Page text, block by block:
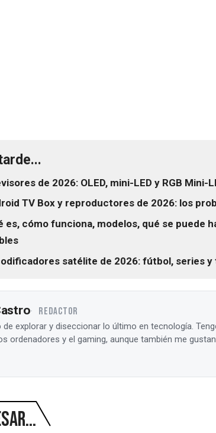
de 2026: OLED, mini-LED y RGB Mini-
TV Box y reproductores de 2026: los
cómo funciona, modelos, qué se puede
satélite de 2026: fútbol, series
REDACTOR
de explorar y diseccionar lo último en tecnología.
ordenadores y el gaming, aunque también me